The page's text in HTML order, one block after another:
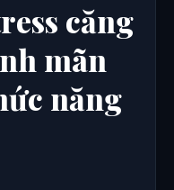
căng
mãn
năng